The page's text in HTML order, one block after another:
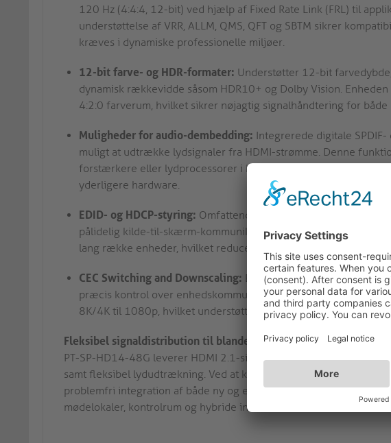
120 Hz (4:4:4, 12-bit) ved hjælp af Fixed Rate Link (FRL) til
understøttelse af VRR, ALLM, QMS, QFT og SBTM sikrer
kræves i dynamiske professionelle miljøer.
12-bit farve- og HDR-formater: Understøtter 12-bit
dynamisk rækkevidde såsom HDR10+ og Dolby Vision. Enheden
4:2:0 farverum, hvilket sikrer nøjagtig signalhåndtering for
Muligheder for audio-dembedding: Integrerede digitale
muligt at udtrække lydsignaler fra HDMI-strømme. Denne
forstærkere eller lydprocessorer i konferencelokaler, auditorier
yderligere hardware.
EDID- og HDCP-styring: Omfattende EDID-styringsmuligheder
pålidelig kilde-til-skærm-kommunikation. Disse funktioner
lang række enheder, hvilket reducerer kompatibilitetsproblemer
CEC Switching and Downscaling: En dedikeret CEC
præcis kontrol over enhedskommunikation. Integreret
8K/4K til 1080p, hvilket understøtter ældre skærme i moderne
Fleksibel signaldistribution til blandede AV-miljøer
PT-SP-HD14-48G leverer HDMI 2.1-signaldistribution med høj
samt fleksibel lydudtrækning. Ved at kombinere omfattende
problemfri integration af både ny og eksisterende AV-hardware,
mødelokaler, kontrolrum og hybride installationer.